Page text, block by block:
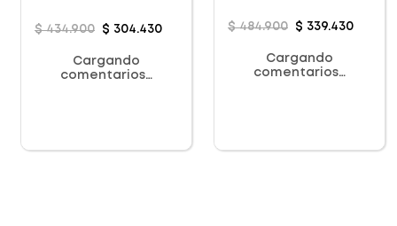
$ 434.900 $ 304.430
Cargando
comentarios…
$ 484.900 $ 339.430
Cargando
comentarios…